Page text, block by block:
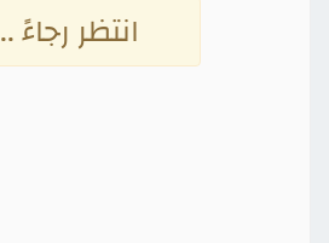
انتظر رجاءً .. 4